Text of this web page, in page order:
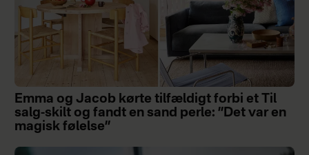
Emma og Jacob kørte tilfældigt forbi et Til
salg-skilt og fandt en sand perle: ”Det var en
magisk følelse”